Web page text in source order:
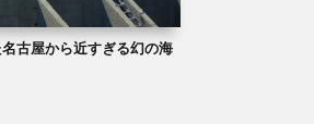
古屋から近すぎる幻の海